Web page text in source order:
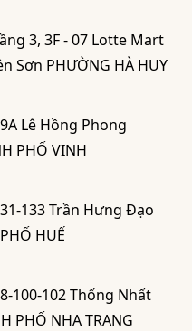
3, 3F - 07 Lotte Mart
Sơn PHƯỜNG HÀ HUY
Lê Hồng Phong
PHỐ VINH
133 Trần Hưng Đạo
HUẾ
100-102 Thống Nhất
PHỐ NHA TRANG